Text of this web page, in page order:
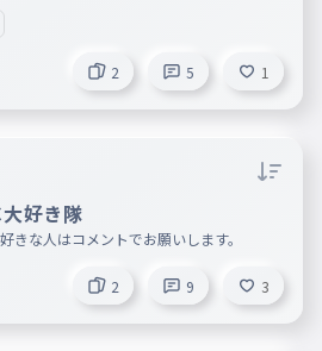
2 5 1
好き隊
きな人はコメントでお願いします。
2 9 3